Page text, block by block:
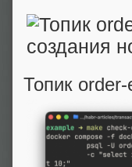
Топик order-